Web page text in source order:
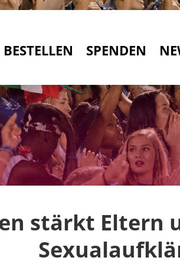
BESTELLEN SPENDEN
stärkt Eltern